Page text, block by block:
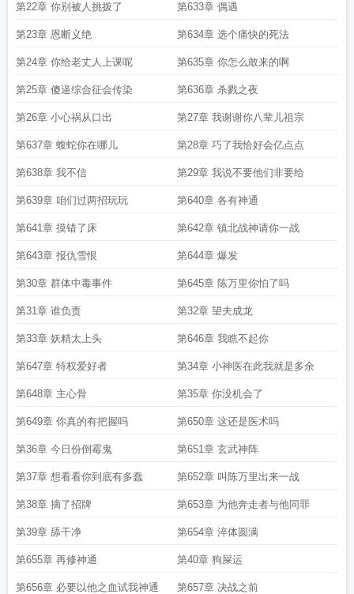
第22章 你别被人挑拨了 第633章 偶遇
第23章 恩断义绝 第634章 选个痛快的死法
第24章 你给老丈人上课呢 第635章 你怎么敢来的啊
第25章 傻逼综合征会传染 第636章 杀戮之夜
第26章 小心祸从口出 第27章 我谢谢你八辈儿祖宗
第637章 蝮蛇你在哪儿 第28章 巧了我恰好会亿点点
第638章 我不信 第29章 我说不要他们非要给
第639章 咱们过两招玩玩 第640章 各有神通
第641章 摸错了床 第642章 镇北战神请你一战
第643章 报仇雪恨 第644章 爆发
第30章 群体中毒事件 第645章 陈万里你怕了吗
第31章 谁负责 第32章 望夫成龙
第33章 妖精太上头 第646章 我瞧不起你
第647章 特权爱好者 第34章 小神医在此我就是多余
第648章 主心骨 第35章 你没机会了
第649章 你真的有把握吗 第650章 这还是医术吗
第36章 今日份倒霉鬼 第651章 玄武神阵
第37章 想看看你到底有多蠢 第652章 叫陈万里出来一战
第38章 摘了招牌 第653章 为他奔走者与他同罪
第39章 舔干净 第654章 淬体圆满
第655章 再修神通 第40章 狗屎运
第656章 必要以他之血试我神通 第657章 决战之前